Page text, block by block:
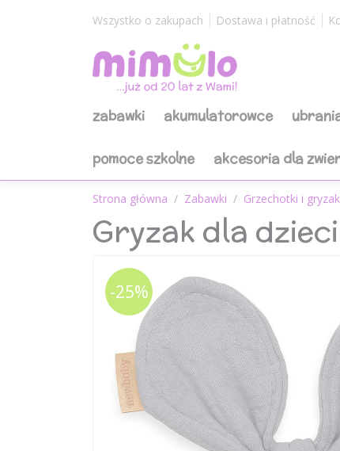
Wszystko o zakupach Dostawa i płatność
zabawki akumulatorowce
pomoce szkolne akcesoria dla
Strona główna Zabawki Grzechotki i
Gryzak dla
-25%